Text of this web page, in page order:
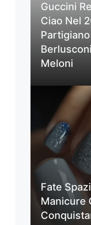
Guccini
Ciao Nel
Meloni
Fate
Manicure